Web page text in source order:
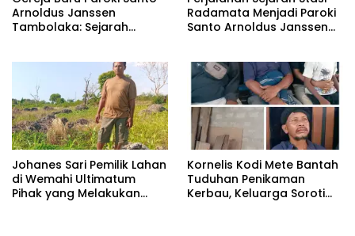
Arnoldus Janssen
Tambolaka: Sejarah
Kolektif Perjuangan Para
Imam Bersama Para
Tokoh Umat
Radamata Menjadi Paroki
Santo Arnoldus Janssen
‎Johanes Sari Pemilik Lahan
di Wemahi Ultimatum
Pihak yang Melakukan
Kornelis Kodi Mete Bantah
Tuduhan Penikaman
Kerbau, Keluarga Soroti